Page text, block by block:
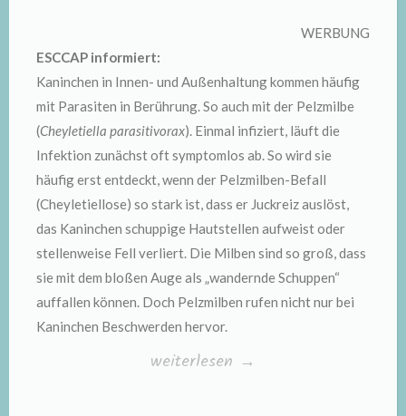
WERBUNG
ESCCAP informiert:
Kaninchen in Innen- und Außenhaltung kommen häufig
mit Parasiten in Berührung. So auch mit der Pelzmilbe
(Cheyletiella parasitivorax). Einmal infiziert, läuft die
Infektion zunächst oft symptomlos ab. So wird sie
häufig erst entdeckt, wenn der Pelzmilben-Befall
(Cheyletiellose) so stark ist, dass er Juckreiz auslöst,
das Kaninchen schuppige Hautstellen aufweist oder
stellenweise Fell verliert. Die Milben sind so groß, dass
sie mit dem bloßen Auge als „wandernde Schuppen“
auffallen können. Doch Pelzmilben rufen nicht nur bei
Kaninchen Beschwerden hervor.
„Pelzmilben
weiterlesen →